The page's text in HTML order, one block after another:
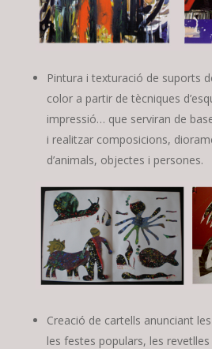
Pintura i texturació de suports
color a partir de tècniques
impressió… que serviran de
i realitzar composicions,
d’animals, objectes i persones.
Creació de cartells anunciant
les festes populars, les